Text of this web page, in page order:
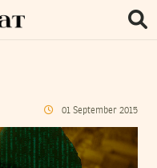
01 September 2015